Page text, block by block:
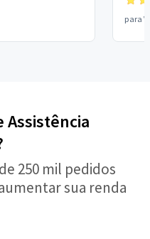
para
Assistência
250 mil pedidos
sua renda